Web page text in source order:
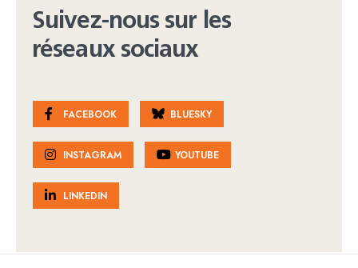
Suivez-nous sur les
réseaux sociaux
FACEBOOK BLUESKY
INSTAGRAM YOUTUBE
LINKEDIN